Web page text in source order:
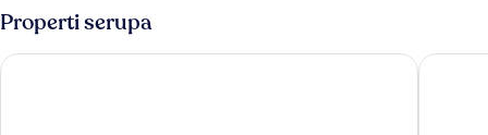
Superior
Properti serupa
Peace Hotel Beijing East